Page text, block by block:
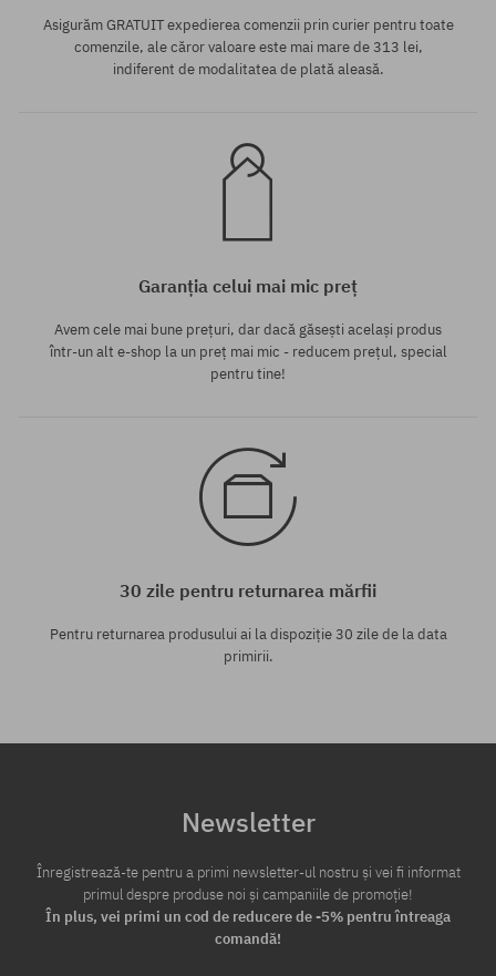
Asigurăm GRATUIT expedierea comenzii prin curier pentru toate
comenzile, ale căror valoare este mai mare de 313 lei,
indiferent de modalitatea de plată aleasă.
Garanția celui mai mic preț
Avem cele mai bune prețuri, dar dacă găsești același produs
într-un alt e-shop la un preț mai mic - reducem prețul, special
pentru tine!
30 zile pentru returnarea mărfii
Pentru returnarea produsului ai la dispoziție 30 zile de la data
primirii.
Newsletter
Înregistrează-te pentru a primi newsletter-ul nostru și vei fi informat
primul despre produse noi și campaniile de promoție!
În plus, vei primi un cod de reducere de -5% pentru întreaga
comandă!